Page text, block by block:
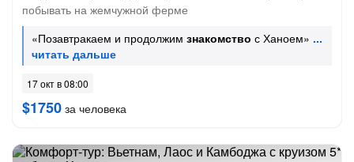
побывать на жемчужной ферме
«Позавтракаем и продолжим знакомство с Ханоем»
17 окт в 08:00
$1750 за человека